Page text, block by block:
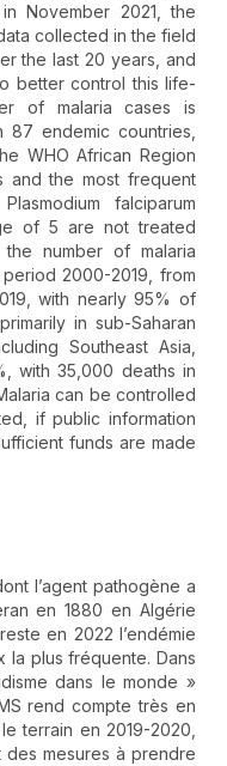
November 2021, the
collected in the field
the last 20 years, and
better control this life-
of malaria cases is
87 endemic countries,
WHO African Region
and the most frequent
falciparum
of 5 are not treated
number of malaria
2000-2019, from
with nearly 95% of
in sub-Saharan
Southeast Asia,
with 35,000 deaths in
can be controlled
if public information
funds are made
l’agent pathogène a
en 1880 en Algérie
en 2022 l’endémie
la plus fréquente. Dans
dans le monde »
rend compte très en
terrain en 2019-2020,
mesures à prendre